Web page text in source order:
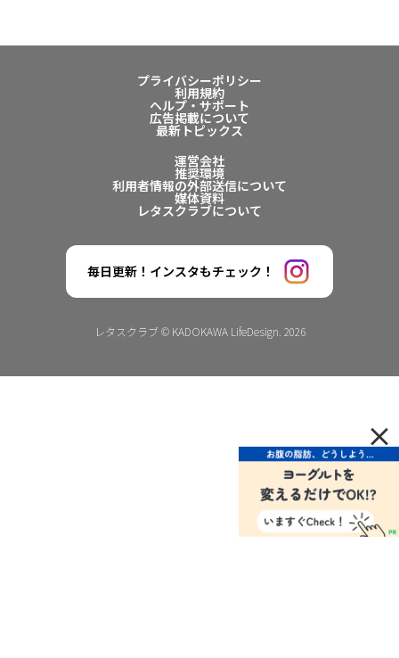
プライバシーポリシー
利用規約
ヘルプ・サポート
広告掲載について
最新トピックス
運営会社
推奨環境
利用者情報の外部送信について
媒体資料
レタスクラブについて
毎日更新！インスタもチェック！
レタスクラブ © KADOKAWA LifeDesign. 2026
×